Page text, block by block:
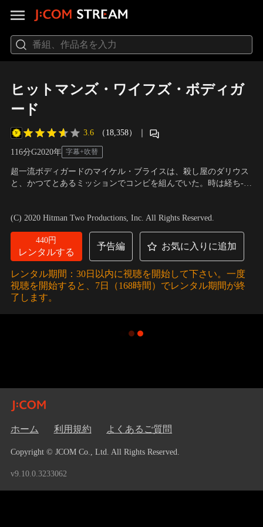
ヒットマンズ・ワイフズ・ボディガ
ード
3.6 （18,358） ｜
116分G2020年 字幕+吹替
超一流ボディガードのマイケル・ブライスは、殺し屋のダリウス
と、かつてとあるミッションでコンビを組んでいた。時は経ち-
る。ダリウスの救出には成功するが、なぜか謎のサイバーテロか
ら世界を救うはめになってしまうマイケルたち…。
(C) 2020 Hitman Two Productions, Inc. All Rights Reserved.
440円
レンタルする
予告編 お気に入りに追加
レンタル期間：30日以内に視聴を開始して下さい。一度
視聴を開始すると、7日（168時間）でレンタル期間が終
了します。
ホーム 利用規約 よくあるご質問
Copyright © JCOM Co., Ltd. All Rights Reserved.
v9.10.0.3233062